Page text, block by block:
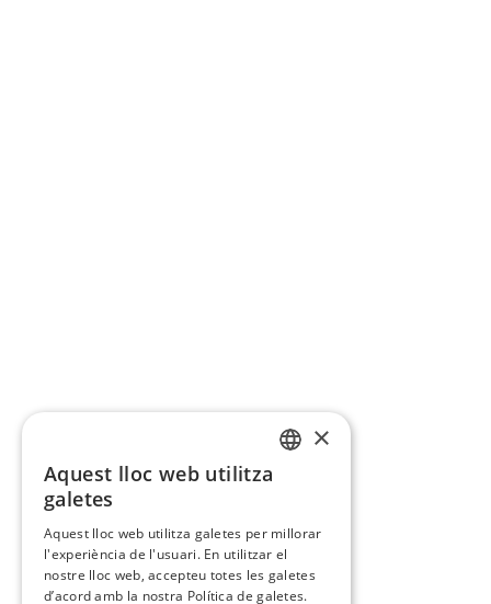
×
Aquest lloc web utilitza
galetes
Aquest lloc web utilitza galetes per millorar
l'experiència de l'usuari. En utilitzar el
nostre lloc web, accepteu totes les galetes
d’acord amb la nostra Política de galetes.